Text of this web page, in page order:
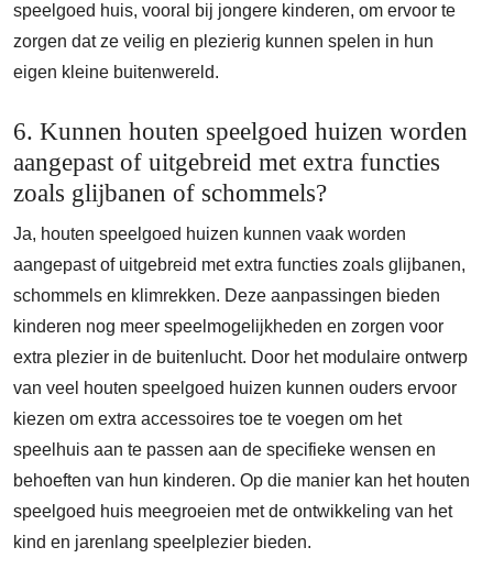
speelgoed huis, vooral bij jongere kinderen, om ervoor te
zorgen dat ze veilig en plezierig kunnen spelen in hun
eigen kleine buitenwereld.
6. Kunnen houten speelgoed huizen worden
aangepast of uitgebreid met extra functies
zoals glijbanen of schommels?
Ja, houten speelgoed huizen kunnen vaak worden
aangepast of uitgebreid met extra functies zoals glijbanen,
schommels en klimrekken. Deze aanpassingen bieden
kinderen nog meer speelmogelijkheden en zorgen voor
extra plezier in de buitenlucht. Door het modulaire ontwerp
van veel houten speelgoed huizen kunnen ouders ervoor
kiezen om extra accessoires toe te voegen om het
speelhuis aan te passen aan de specifieke wensen en
behoeften van hun kinderen. Op die manier kan het houten
speelgoed huis meegroeien met de ontwikkeling van het
kind en jarenlang speelplezier bieden.